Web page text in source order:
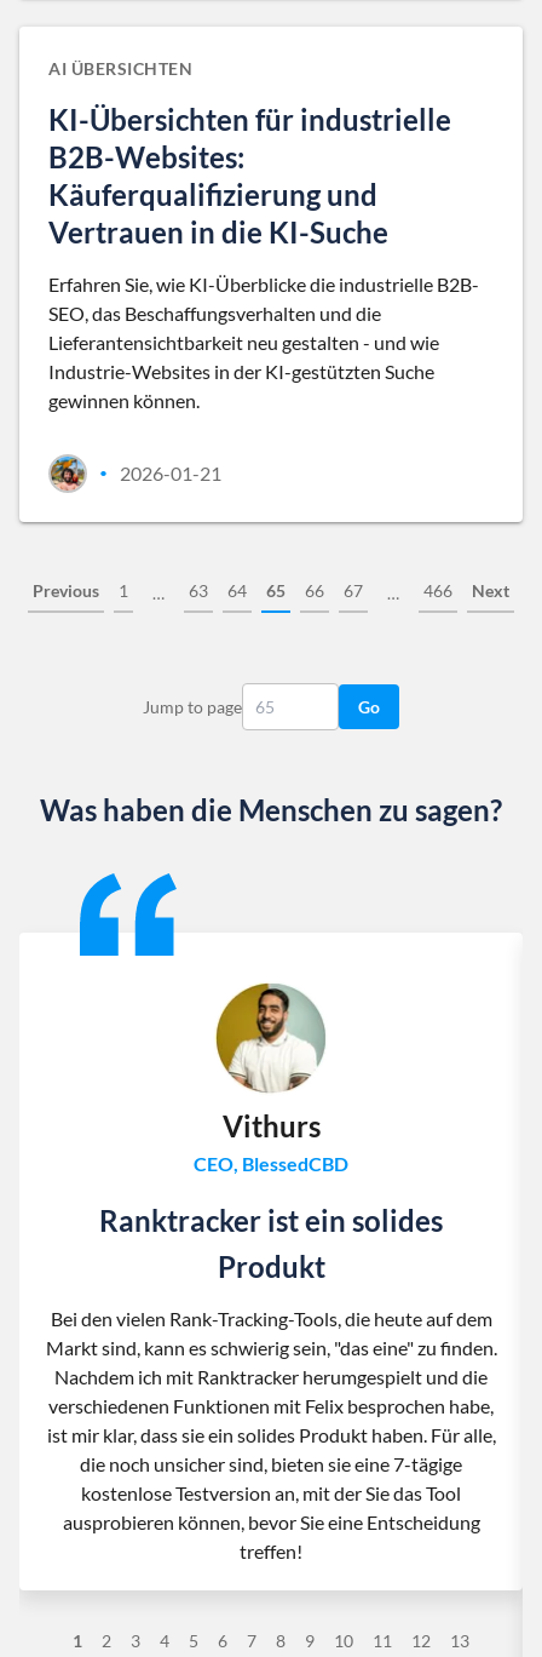
AI ÜBERSICHTEN
KI-Übersichten für industrielle
B2B-Websites:
Käuferqualifizierung und
Vertrauen in die KI-Suche
Erfahren Sie, wie KI-Überblicke die industrielle B2B-
SEO, das Beschaffungsverhalten und die
Lieferantensichtbarkeit neu gestalten - und wie
Industrie-Websites in der KI-gestützten Suche
gewinnen können.
• 2026-01-21
Previous 1 … 63 64 65 66 67 … 466 Next
Jump to page Go
Was haben die Menschen zu sagen?
1 2 3 4 5 6 7 8 9 10 11 12 13
Vithurs
CEO, BlessedCBD
Ranktracker ist ein solides
Produkt
Bei den vielen Rank-Tracking-Tools, die heute auf dem
Markt sind, kann es schwierig sein, "das eine" zu finden.
Nachdem ich mit Ranktracker herumgespielt und die
verschiedenen Funktionen mit Felix besprochen habe,
ist mir klar, dass sie ein solides Produkt haben. Für alle,
die noch unsicher sind, bieten sie eine 7-tägige
kostenlose Testversion an, mit der Sie das Tool
ausprobieren können, bevor Sie eine Entscheidung
treffen!